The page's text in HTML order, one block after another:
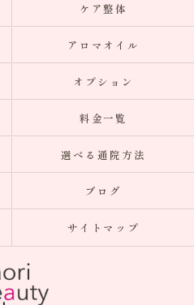
ケア整体
アロマオイル
オプション
料金一覧
選べる通院方法
ブログ
サイトマップ